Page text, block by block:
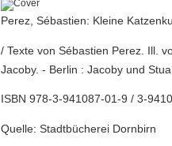
Perez, Sébastien: Kleine
/ Texte von Sébastien Perez. Ill.
Jacoby. - Berlin : Jacoby und
ISBN 978-3-941087-01-9 / 3-
Quelle: Stadtbücherei Dornbirn